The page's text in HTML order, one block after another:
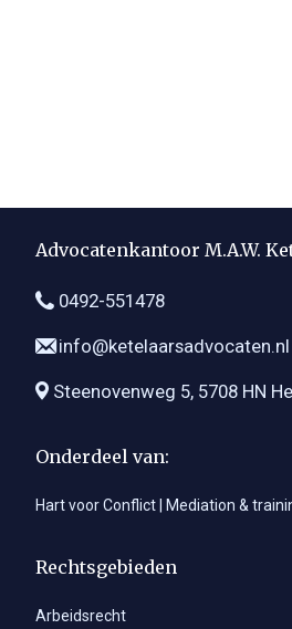
Advocatenkantoor M.A.W.
0492-551478
info@ketelaarsadvocaten.nl
Steenovenweg 5, 5708 HN
Onderdeel van:
Hart voor Conflict | Mediation &
Rechtsgebieden
Arbeidsrecht